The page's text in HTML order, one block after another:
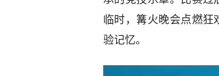
临时，篝火晚会点燃狂
验记忆。